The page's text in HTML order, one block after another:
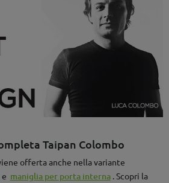
Taipan Colombo
offerta anche nella variante
e maniglia per porta interna . Scopri la